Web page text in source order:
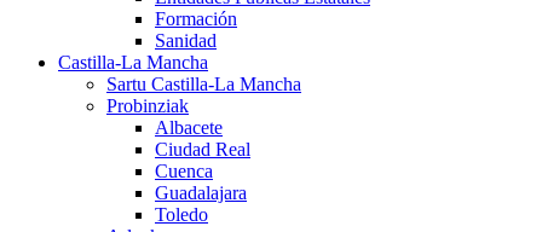
Formación
Sanidad
Castilla-La Mancha
Sartu Castilla-La Mancha
Probinziak
Albacete
Ciudad Real
Cuenca
Guadalajara
Toledo